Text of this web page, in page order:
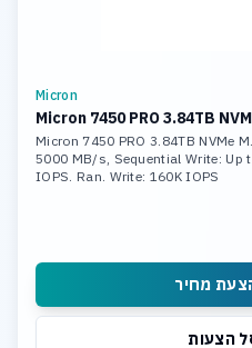
Micron
Micron 7450 PRO 3.84TB
Micron 7450 PRO 3.84TB NVMe
5000 MB/s, Sequential Write: Up
IOPS. Ran. Write: 160K IOPS
מחיר
הצעות